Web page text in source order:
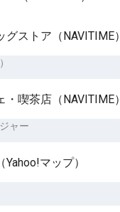
グストア（NAVITIME）
・喫茶店（NAVITIME）
ャー
マップ）